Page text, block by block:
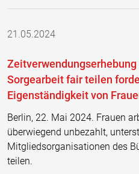
21.05.2024
Sorgearbeit fair teilen
Eigenständigkeit von
Berlin, 22. Mai 2024. Frauen
überwiegend unbezahlt,
Mitgliedsorganisationen des
teilen.